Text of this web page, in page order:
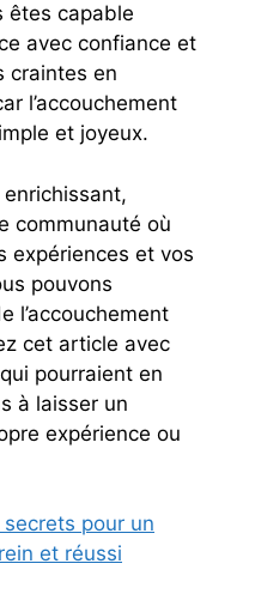
êtes capable
avec confiance et
craintes en
l’accouchement
et joyeux.
communauté où
expériences et vos
pouvons
l’accouchement
cet article avec
pourraient en
à laisser un
expérience ou
secrets pour un
et réussi